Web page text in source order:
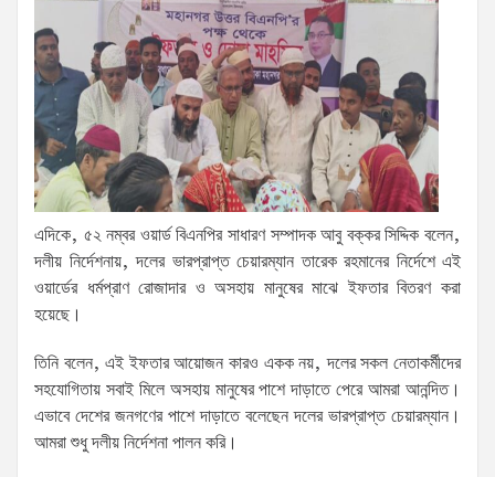
এদিকে, ৫২ নম্বর ওয়ার্ড বিএনপির সাধারণ সম্পাদক আবু বক্কর সিদ্দিক বলেন,
দলীয় নির্দেশনায়, দলের ভারপ্রাপ্ত চেয়ারম্যান তারেক রহমানের নির্দেশে এই
ওয়ার্ডের ধর্মপ্রাণ রোজাদার ও অসহায় মানুষের মাঝে ইফতার বিতরণ করা
হয়েছে।
তিনি বলেন, এই ইফতার আয়োজন কারও একক নয়, দলের সকল নেতাকর্মীদের
সহযোগিতায় সবাই মিলে অসহায় মানুষের পাশে দাড়াতে পেরে আমরা আনন্দিত।
এভাবে দেশের জনগণের পাশে দাড়াতে বলেছেন দলের ভারপ্রাপ্ত চেয়ারম্যান।
আমরা শুধু দলীয় নির্দেশনা পালন করি।